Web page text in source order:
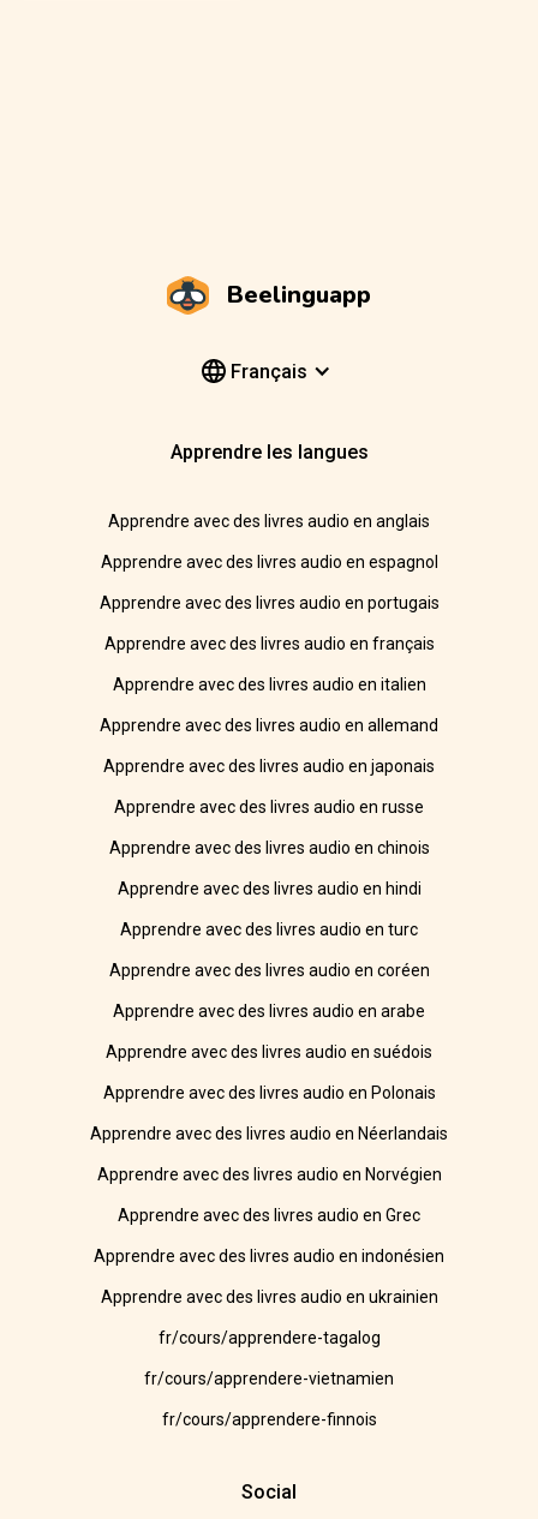
Beelinguapp
Français
Apprendre les langues
Apprendre avec des livres audio en anglais
Apprendre avec des livres audio en espagnol
Apprendre avec des livres audio en portugais
Apprendre avec des livres audio en français
Apprendre avec des livres audio en italien
Apprendre avec des livres audio en allemand
Apprendre avec des livres audio en japonais
Apprendre avec des livres audio en russe
Apprendre avec des livres audio en chinois
Apprendre avec des livres audio en hindi
Apprendre avec des livres audio en turc
Apprendre avec des livres audio en coréen
Apprendre avec des livres audio en arabe
Apprendre avec des livres audio en suédois
Apprendre avec des livres audio en Polonais
Apprendre avec des livres audio en Néerlandais
Apprendre avec des livres audio en Norvégien
Apprendre avec des livres audio en Grec
Apprendre avec des livres audio en indonésien
Apprendre avec des livres audio en ukrainien
fr/cours/apprendere-tagalog
fr/cours/apprendere-vietnamien
fr/cours/apprendere-finnois
Social